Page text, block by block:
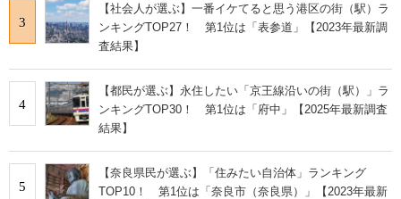
3
【社会人が選ぶ】一番イケてると思う港区の街（駅）ラ
ンキングTOP27！ 第1位は「表参道」【2023年最新調
査結果】
4
【都民が選ぶ】永住したい「京王線沿いの街（駅）」ラ
ンキングTOP30！ 第1位は「府中」【2025年最新調査
結果】
5
【奈良県民が選ぶ】「住みたい自治体」ランキング
TOP10！ 第1位は「奈良市（奈良県）」【2023年最新